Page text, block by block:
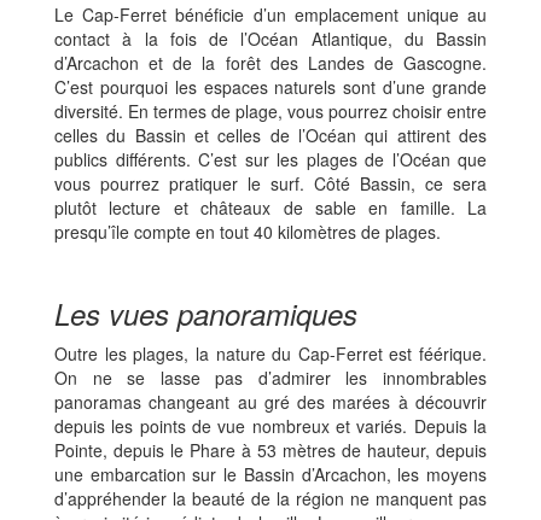
Le Cap-Ferret bénéficie d’un emplacement unique au
contact à la fois de l’Océan Atlantique, du Bassin
d’Arcachon et de la forêt des Landes de Gascogne.
C’est pourquoi les espaces naturels sont d’une grande
diversité. En termes de plage, vous pourrez choisir entre
celles du Bassin et celles de l’Océan qui attirent des
publics différents. C’est sur les plages de l’Océan que
vous pourrez pratiquer le surf. Côté Bassin, ce sera
plutôt lecture et châteaux de sable en famille. La
presqu’île compte en tout 40 kilomètres de plages.
Les vues panoramiques
Outre les plages, la nature du Cap-Ferret est féérique.
On ne se lasse pas d’admirer les innombrables
panoramas changeant au gré des marées à découvrir
depuis les points de vue nombreux et variés. Depuis la
Pointe, depuis le Phare à 53 mètres de hauteur, depuis
une embarcation sur le Bassin d’Arcachon, les moyens
d’appréhender la beauté de la région ne manquent pas